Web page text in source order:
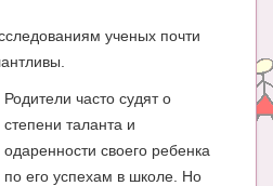
ученых почти
Родители часто судят о
степени таланта и
одаренности своего ребенка
по его успехам в школе. Но